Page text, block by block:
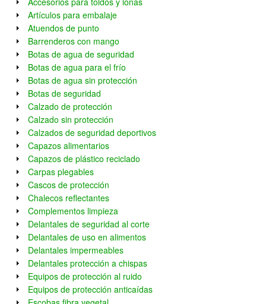
Artículos para embalaje
Atuendos de punto
Barrenderos con mango
Botas de agua de seguridad
Botas de agua para el frío
Botas de agua sin protección
Botas de seguridad
Calzado de protección
Calzado sin protección
Calzados de seguridad deportivos
Capazos alimentarios
Capazos de plástico reciclado
Carpas plegables
Cascos de protección
Chalecos reflectantes
Complementos limpieza
Delantales de seguridad al corte
Delantales de uso en alimentos
Delantales impermeables
Delantales protección a chispas
Equipos de protección al ruido
Equipos de protección anticaídas